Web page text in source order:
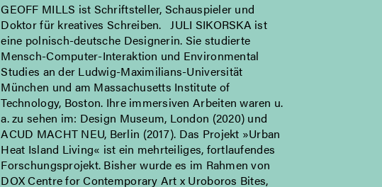
GEOFF MILLS ist Schriftsteller, Schauspieler und
Doktor für kreatives Schreiben. JULI SIKORSKA ist
eine polnisch-deutsche Designerin. Sie studierte
Mensch-Computer-Interaktion und Environmental
Studies an der Ludwig-Maximilians-Universität
München und am Massachusetts Institute of
Technology, Boston. Ihre immersiven Arbeiten waren u.
a. zu sehen im: Design Museum, London (2020) und
ACUD MACHT NEU, Berlin (2017). Das Projekt »Urban
Heat Island Living« ist ein mehrteiliges, fortlaufendes
Forschungsprojekt. Bisher wurde es im Rahmen von
DOX Centre for Contemporary Art x Uroboros Bites,